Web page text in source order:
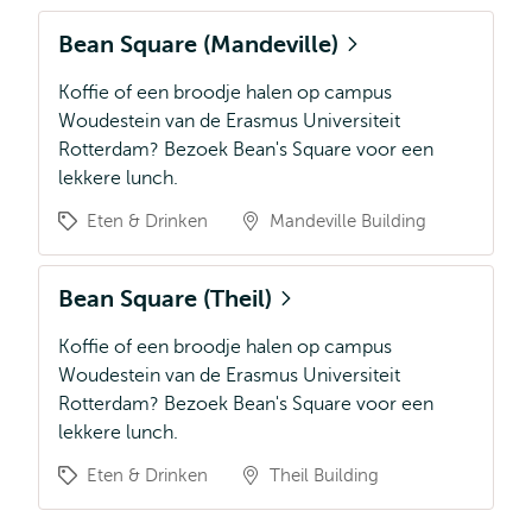
Bean Square (Mandeville)
Koffie of een broodje halen op campus
Woudestein van de Erasmus Universiteit
Rotterdam? Bezoek Bean's Square voor een
lekkere lunch.
Eten & Drinken Mandeville Building
Bean Square (Theil)
Koffie of een broodje halen op campus
Woudestein van de Erasmus Universiteit
Rotterdam? Bezoek Bean's Square voor een
lekkere lunch.
Eten & Drinken Theil Building